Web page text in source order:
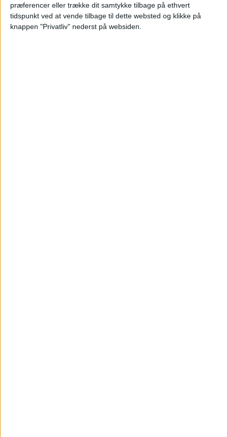
præferencer eller trække dit samtykke tilbage på ethvert
tidspunkt ved at vende tilbage til dette websted og klikke på
knappen "Privatliv" nederst på websiden.
ALTERNATIVE DATOER